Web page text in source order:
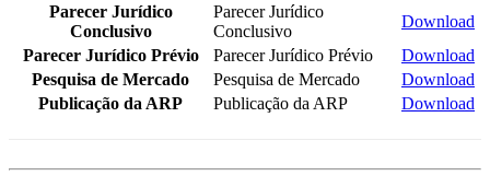
Parecer Jurídico
Conclusivo
Parecer Jurídico
Conclusivo
Download
Parecer Jurídico Prévio
Parecer Jurídico Prévio
Download
Pesquisa de Mercado
Pesquisa de Mercado
Download
Publicação da ARP
Publicação da ARP Download